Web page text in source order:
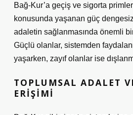
Bağ-Kur’a geçiş ve sigorta
konusunda yaşanan güç
adaletin sağlanmasında önemli
Güçlü olanlar, sistemden
yaşarken, zayıf olanlar ise
TOPLUMSAL ADALET
ERIŞIMI